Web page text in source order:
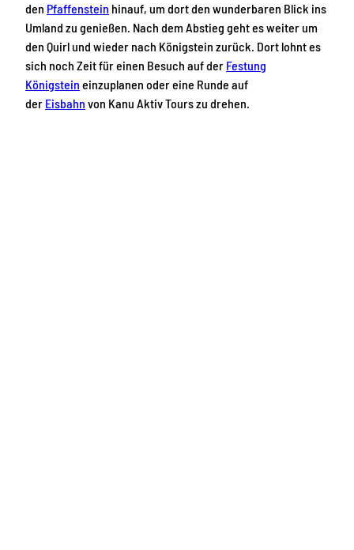
den Pfaffenstein hinauf, um dort den wunderbaren Blick ins
Umland zu genießen. Nach dem Abstieg geht es weiter um
den Quirl und wieder nach Königstein zurück. Dort lohnt es
sich noch Zeit für einen Besuch auf der Festung
Königstein einzuplanen oder eine Runde auf
der Eisbahn von Kanu Aktiv Tours zu drehen.